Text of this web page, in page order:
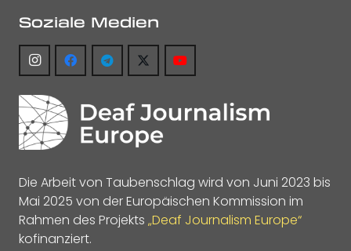
Soziale Medien
Die Arbeit von Taubenschlag wird von Juni 2023 bis
Mai 2025 von der Europäischen Kommission im
Rahmen des Projekts „Deaf Journalism Europe“
kofinanziert.